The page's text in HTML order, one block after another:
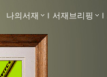
나의서재 ｌ 서재브리핑 ｌ